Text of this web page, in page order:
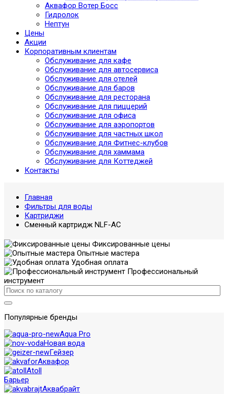
Аквафор Вотер Босс
Гидролок
Нептун
Цены
Акции
Корпоративным клиентам
Обслуживание для кафе
Обслуживание для автосервиса
Обслуживание для отелей
Обслуживание для баров
Обслуживание для ресторана
Обслуживание для пиццерий
Обслуживание для офиса
Обслуживание для аэропортов
Обслуживание для частных школ
Обслуживание для Фитнес-клубов
Обслуживание для хаммама
Обслуживание для Коттеджей
Контакты
Главная
Фильтры для воды
Картриджи
Сменный картридж NLF-AC
Фиксированные цены
Опытные мастера
Удобная оплата
Профессиональный
инструмент
Популярные бренды
Aqua Pro
Новая вода
Гейзер
Аквафор
Atoll
Барьер
Аквабрайт